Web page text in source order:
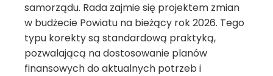
samorządu. Rada zajmie się projektem zmian
w budżecie Powiatu na bieżący rok 2026. Tego
typu korekty są standardową praktyką,
pozwalającą na dostosowanie planów
finansowych do aktualnych potrzeb i